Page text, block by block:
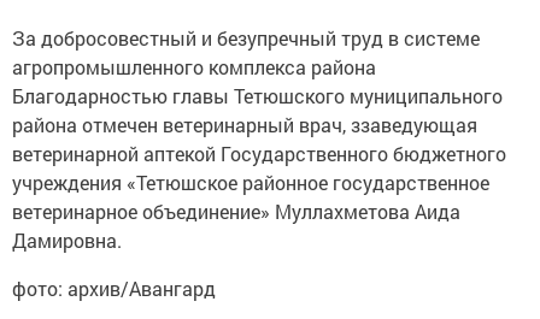
За добросовестный и безупречный труд в системе
агропромышленного комплекса района
Благодарностью главы Тетюшского муниципального
района отмечен ветеринарный врач, ззаведующая
ветеринарной аптекой Государственного бюджетного
учреждения «Тетюшское районное государственное
ветеринарное объединение» Муллахметова Аида
Дамировна.
фото: архив/Авангард